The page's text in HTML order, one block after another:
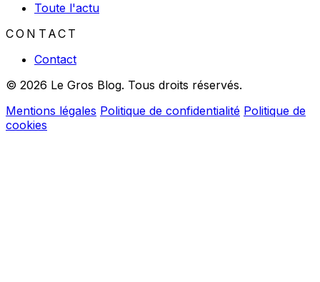
Toute l'actu
CONTACT
Contact
© 2026 Le Gros Blog. Tous droits réservés.
Mentions légales Politique de confidentialité Politique de
cookies